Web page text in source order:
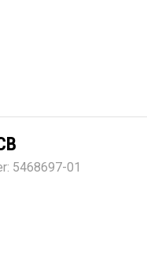
5468697-01